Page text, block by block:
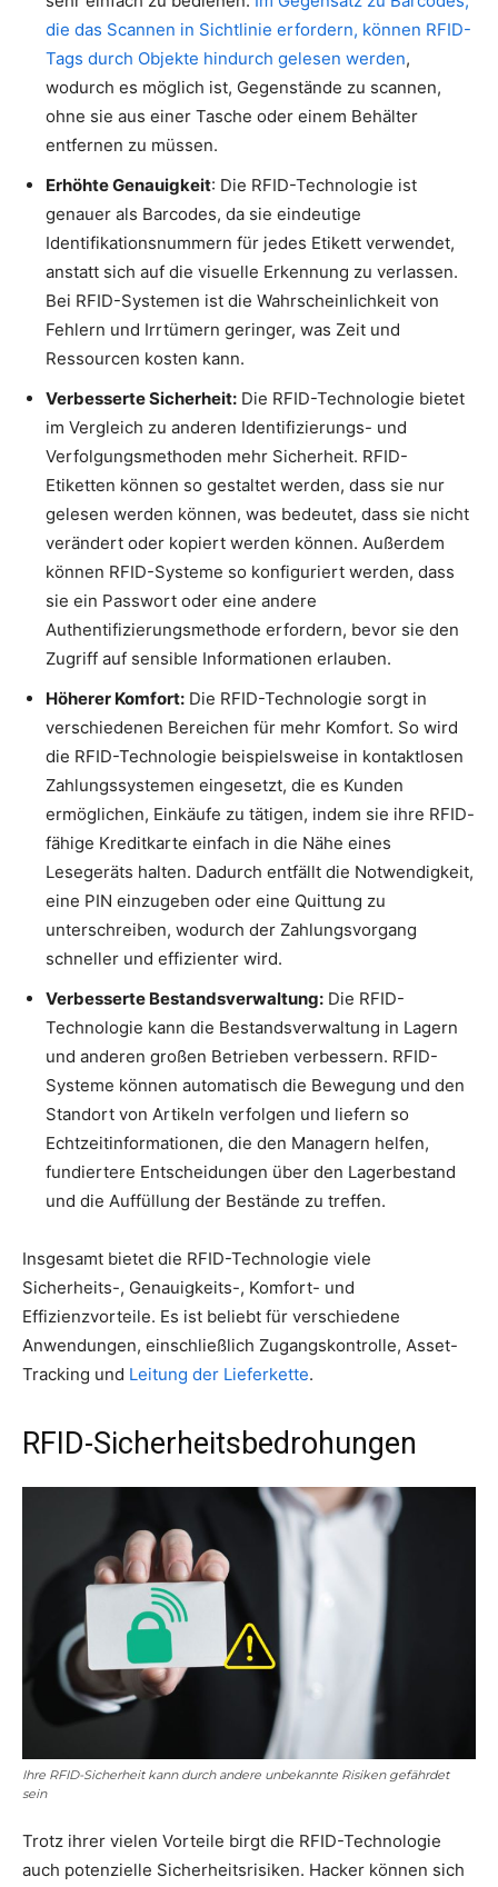
die das Scannen in Sichtlinie erfordern, können RFID-
Tags durch Objekte hindurch gelesen werden,
wodurch es möglich ist, Gegenstände zu scannen,
ohne sie aus einer Tasche oder einem Behälter
entfernen zu müssen.
Erhöhte Genauigkeit: Die RFID-Technologie ist
genauer als Barcodes, da sie eindeutige
Identifikationsnummern für jedes Etikett verwendet,
anstatt sich auf die visuelle Erkennung zu verlassen.
Bei RFID-Systemen ist die Wahrscheinlichkeit von
Fehlern und Irrtümern geringer, was Zeit und
Ressourcen kosten kann.
Verbesserte Sicherheit: Die RFID-Technologie bietet
im Vergleich zu anderen Identifizierungs- und
Verfolgungsmethoden mehr Sicherheit. RFID-
Etiketten können so gestaltet werden, dass sie nur
gelesen werden können, was bedeutet, dass sie nicht
verändert oder kopiert werden können. Außerdem
können RFID-Systeme so konfiguriert werden, dass
sie ein Passwort oder eine andere
Authentifizierungsmethode erfordern, bevor sie den
Zugriff auf sensible Informationen erlauben.
Höherer Komfort: Die RFID-Technologie sorgt in
verschiedenen Bereichen für mehr Komfort. So wird
die RFID-Technologie beispielsweise in kontaktlosen
Zahlungssystemen eingesetzt, die es Kunden
ermöglichen, Einkäufe zu tätigen, indem sie ihre RFID-
fähige Kreditkarte einfach in die Nähe eines
Lesegeräts halten. Dadurch entfällt die Notwendigkeit,
eine PIN einzugeben oder eine Quittung zu
unterschreiben, wodurch der Zahlungsvorgang
schneller und effizienter wird.
Verbesserte Bestandsverwaltung: Die RFID-
Technologie kann die Bestandsverwaltung in Lagern
und anderen großen Betrieben verbessern. RFID-
Systeme können automatisch die Bewegung und den
Standort von Artikeln verfolgen und liefern so
Echtzeitinformationen, die den Managern helfen,
fundiertere Entscheidungen über den Lagerbestand
und die Auffüllung der Bestände zu treffen.
Insgesamt bietet die RFID-Technologie viele
Sicherheits-, Genauigkeits-, Komfort- und
Effizienzvorteile. Es ist beliebt für verschiedene
Anwendungen, einschließlich Zugangskontrolle, Asset-
Tracking und Leitung der Lieferkette.
RFID-Sicherheitsbedrohungen
Ihre RFID-Sicherheit kann durch andere unbekannte Risiken gefährdet
sein
Trotz ihrer vielen Vorteile birgt die RFID-Technologie
auch potenzielle Sicherheitsrisiken. Hacker können sich